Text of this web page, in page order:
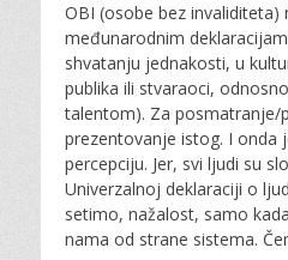
OBI (osobe bez invaliditeta)
međunarodnim
shvatanju jednakosti, u
publika ili stvaraoci,
talentom). Za posmatranje/
prezentovanje istog. I onda
percepciju. Jer, svi ljudi su
Univerzalnoj deklaraciji o
setimo, nažalost, samo
nama od strane sistema.